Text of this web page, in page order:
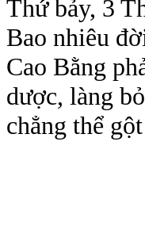
Thứ bảy, 3
Bao nhiêu
Cao Bằng
dược, làng
chẳng thể